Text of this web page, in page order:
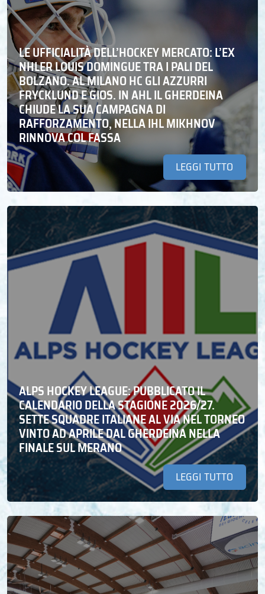
LE UFFICIALITÀ DELL’HOCKEY MERCATO: L’EX
NHLER LOUIS DOMINGUE TRA I PALI DEL
BOLZANO. AL MILANO HC GLI AZZURRI
FRYCKLUND E GIOS. IN AHL IL GHERDEINA
CHIUDE LA SUA CAMPAGNA DI
RAFFORZAMENTO, NELLA IHL MIKHNOV
RINNOVA COL FASSA
LEGGI TUTTO
ALPS HOCKEY LEAGUE: PUBBLICATO IL
CALENDARIO DELLA STAGIONE 2026/27.
SETTE SQUADRE ITALIANE AL VIA NEL TORNEO
VINTO AD APRILE DAL GHERDEINA NELLA
FINALE SUL MERANO
LEGGI TUTTO